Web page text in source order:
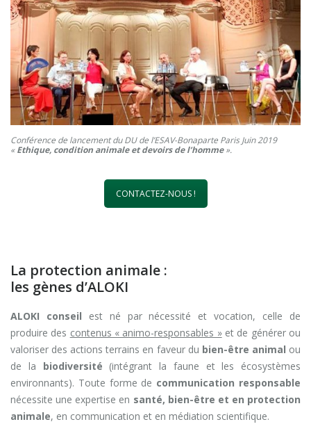
Conférence de lancement du DU de l’ESAV-Bonaparte Paris Juin 2019
«Ethique, condition animale et devoirs de l’homme ».
CONTACTEZ-NOUS !
La protection animale :
les gènes d’ALOKI
ALOKI conseil est né par nécessité et vocation, celle de
produire des contenus « animo-responsables »et de générer ou
valoriser des actions terrains en faveur du bien-être animal ou
de la biodiversité (intégrant la faune et les écosystèmes
environnants). Toute forme de communication responsable
nécessite une expertise en santé, bien-être et en protection
animale, en communication et en médiation scientifique.